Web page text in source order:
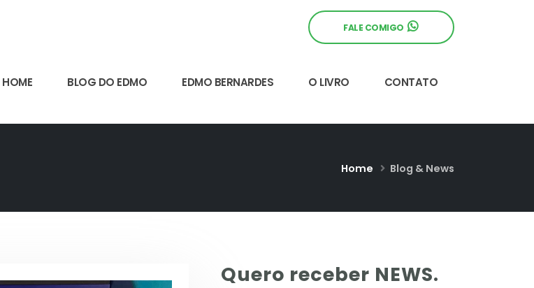
FALE COMIGO
HOME BLOG DO EDMO EDMO BERNARDES O LIVRO CONTATO
Home Blog & News
Quero receber NEWS.